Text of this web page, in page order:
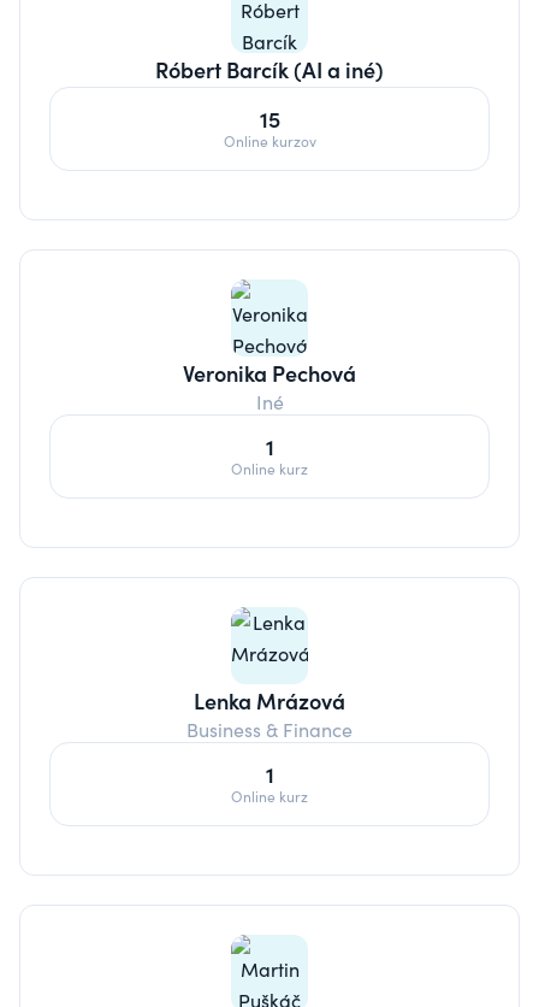
Róbert Barcík (AI a iné)
15
Online kurzov
Veronika Pechová
Iné
1
Online kurz
Lenka Mrázová
Business & Finance
1
Online kurz